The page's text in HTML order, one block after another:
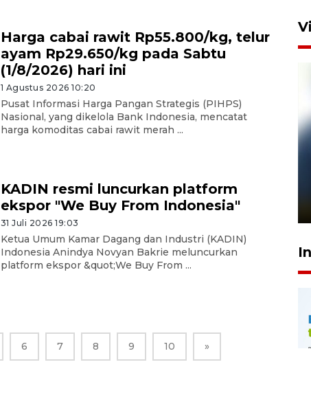
Harga cabai rawit Rp55.800/kg, telur
ayam Rp29.650/kg pada Sabtu
(1/8/2026) hari ini
1 Agustus 2026 10:20
Pusat Informasi Harga Pangan Strategis (PIHPS)
Nasional, yang dikelola Bank Indonesia, mencatat
harga komoditas cabai rawit merah ...
KADIN resmi luncurkan platform
ekspor "We Buy From Indonesia"
31 Juli 2026 19:03
Ketua Umum Kamar Dagang dan Industri (KADIN)
Indonesia Anindya Novyan Bakrie meluncurkan
platform ekspor &quot;We Buy From ...
6 7 8 9 10 »
sampai 8 tahan?
1 Juni 2026 05:47